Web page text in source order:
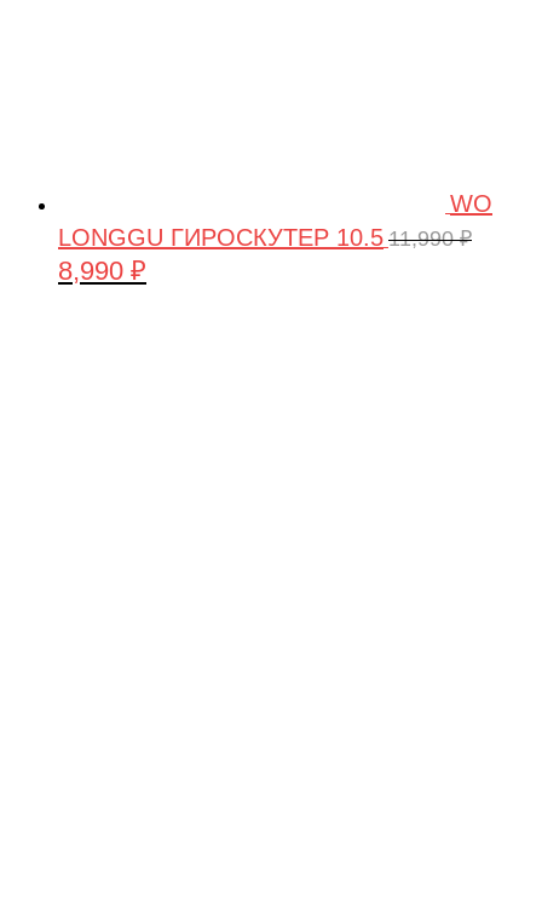
WO
LONGGU ГИРОСКУТЕР 10.5 11,990₽
Первоначальная
8,990 ₽